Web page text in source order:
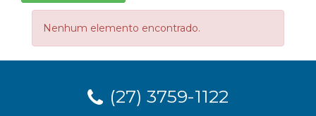
Nenhum elemento encontrado.
(27) 3759-1122